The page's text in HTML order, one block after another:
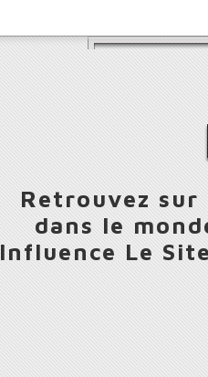
Retrouvez
dans le
Influence Le